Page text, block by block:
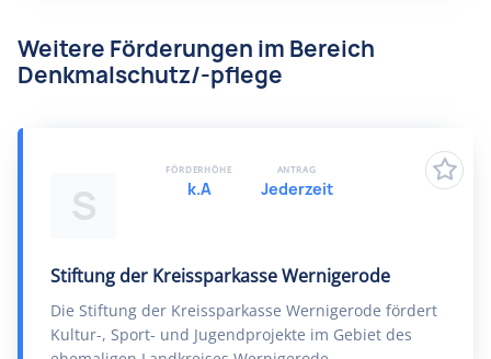
Weitere Förderungen im Bereich
Denkmalschutz/-pflege
S
Stiftung der Kreissparkasse Wernigerode
Die Stiftung der Kreissparkasse Wernigerode fördert
Kultur-, Sport- und Jugendprojekte im Gebiet des
FÖRDERHÖHE
k.A
ANTRAG
Jederzeit